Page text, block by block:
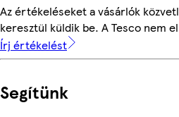
Az értékeléseket a vásárlók
keresztül küldik be. A Tesco nem
Írj értékelést
Segítünk